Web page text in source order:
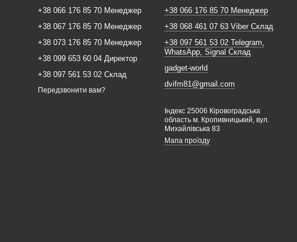
+38 066 176 85 70 Менеджер
+38 067 176 85 70 Менеджер
+38 073 176 85 70 Менеджер
+38 099 653 60 04 Директор
+38 097 561 53 02 Склад
Передзвонити вам?
+38 066 176 85 70 Менеджер
+38 068 461 07 63 Viber Склад
+38 097 561 53 02 Telegram,
WhatsApp, Signal Склад
gadget-world
dvifm81@gmail.com
Індекс 25006 Кіровоградська
область м. Кропивницький, вул.
Михайлівська 83
Мапа проїзду